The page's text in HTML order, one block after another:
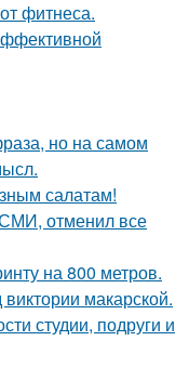
фитнеса.
но на самом
салатам!
отменил все
на 800 метров.
макарской.
студии, подруги и